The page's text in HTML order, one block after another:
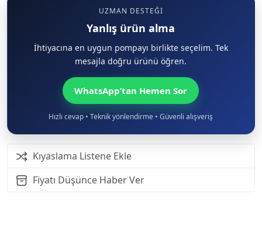
UZMAN DESTEĞI
Yanlış ürün alma
İhtiyacına en uygun pompayı birlikte seçelim. Tek
mesajla doğru ürünü öğren.
WhatsApp’tan Hemen Sor
Hızlı cevap • Teknik yönlendirme • Güvenli alışveriş
Kıyaslama Listene Ekle
Fiyatı Düşünce Haber Ver